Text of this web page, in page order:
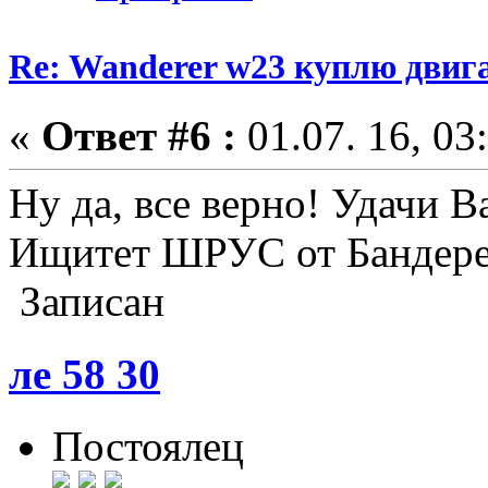
Re: Wanderer w23 куплю
« Ответ #6 : 01.07. 16,
Ну да, все верно! Удачи
Ищитет ШРУС от
Записан
ле 58 30
Постоялец